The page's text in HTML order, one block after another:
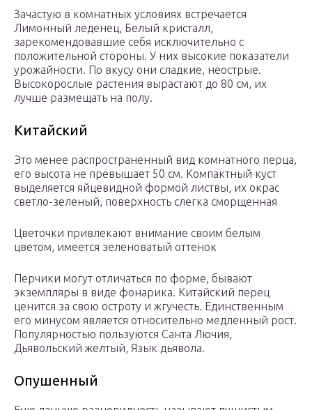
Зачастую в комнатных условиях встречается
Лимонный леденец, Белый кристалл,
зарекомендовавшие себя исключительно с
положительной стороны. У них высокие показатели
урожайности. По вкусу они сладкие, неострые.
Высокорослые растения вырастают до 80 см, их
лучше размещать на полу.
Китайский
Это менее распространенный вид комнатного перца,
его высота не превышает 50 см. Компактный куст
выделяется яйцевидной формой листвы, их окрас
светло-зеленый, поверхность слегка сморщенная
Цветочки привлекают внимание своим белым
цветом, имеется зеленоватый оттенок
Перчики могут отличаться по форме, бывают
экземпляры в виде фонарика. Китайский перец
ценится за свою остроту и жгучесть. Единственным
его минусом является относительно медленный рост.
Популярностью пользуются Санта Лючия,
Дьявольский желтый, Язык дьявола.
Опушенный